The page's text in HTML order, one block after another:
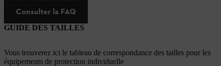
Consulter la FAQ
GUIDE DES TAILLES
Vous trouverez ici le tableau de correspondance des tailles pour les
équipements de protection individuelle